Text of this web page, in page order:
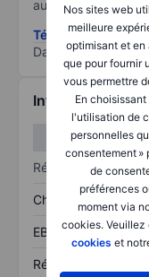
Nos sites web
meilleure
optimisant et en
que pour fournir
vous permettre
En
l'utilisation de
personnelles
consentement »
de
préférences
moment via
cookies. Veuillez
cookies et
au risque le plus
Télécharger la
Data provided by
Informations
Résultats
Chiffre d’affaires
EBITDA
Résultat net